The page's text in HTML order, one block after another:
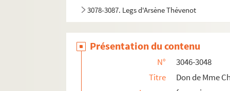
3078-3087. Legs d'Arsène Thévenot
3089. Chanoine Charles Nioré. Notes sur les
3090-3112. Jacques-Antoine Jaquot.
3113. Jean Chevrier, notaire à Troyes.
Présentation du contenu
N°
3046-3048
Titre
Don de Mme